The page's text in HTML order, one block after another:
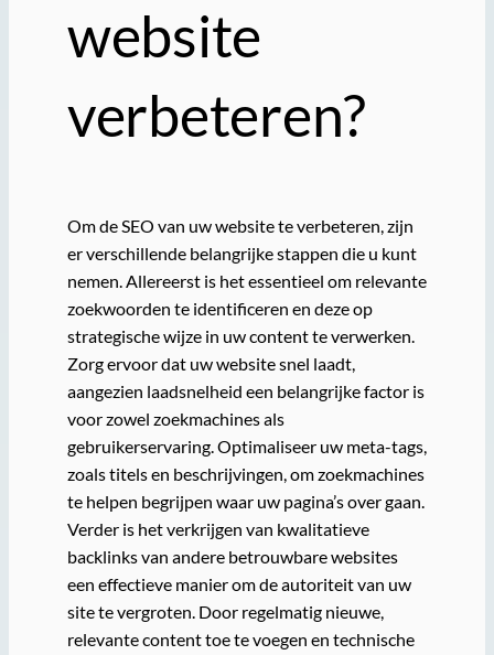
website
verbeteren?
Om de SEO van uw website te verbeteren, zijn
er verschillende belangrijke stappen die u kunt
nemen. Allereerst is het essentieel om relevante
zoekwoorden te identificeren en deze op
strategische wijze in uw content te verwerken.
Zorg ervoor dat uw website snel laadt,
aangezien laadsnelheid een belangrijke factor is
voor zowel zoekmachines als
gebruikerservaring. Optimaliseer uw meta-tags,
zoals titels en beschrijvingen, om zoekmachines
te helpen begrijpen waar uw pagina’s over gaan.
Verder is het verkrijgen van kwalitatieve
backlinks van andere betrouwbare websites
een effectieve manier om de autoriteit van uw
site te vergroten. Door regelmatig nieuwe,
relevante content toe te voegen en technische